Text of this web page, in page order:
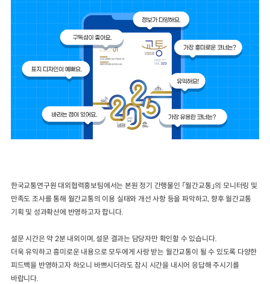
한국교통연구원 대외협력홍보팀에서는 본원 정기 간행물인 「월간교통」의 모니터링 및
만족도 조사를 통해 월간교통의 이용 실태와 개선 사항 등을 파악하고, 향후 월간교통
기획 및 성과확산에 반영하고자 합니다.
설문 시간은 약 2분 내외이며, 설문 결과는 담당자만 확인할 수 있습니다.
더욱 유익하고 흥미로운 내용으로 모두에게 사랑 받는 월간교통이 될 수 있도록 다양한
피드백을 반영하고자 하오니 바쁘시더라도 잠시 시간을 내시어 응답해 주시기를
바랍니다.